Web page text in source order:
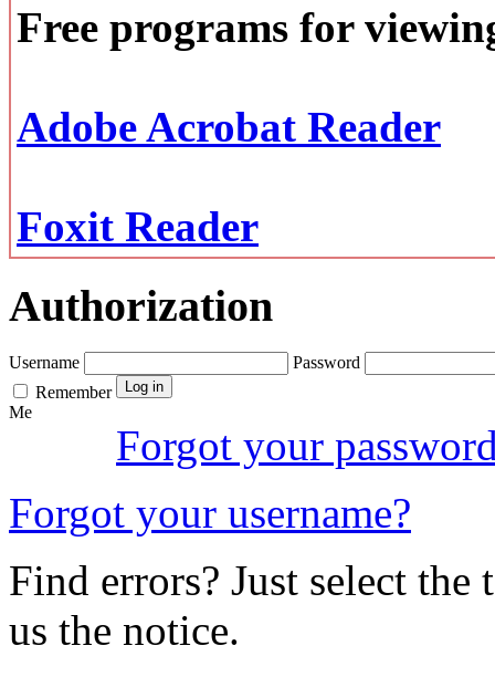
Free programs for
Adobe Acrobat Reader
Foxit Reader
Authorization
Username
Password
Remember
Me
Forgot your
Forgot your username?
Find errors? Just select
us the notice.